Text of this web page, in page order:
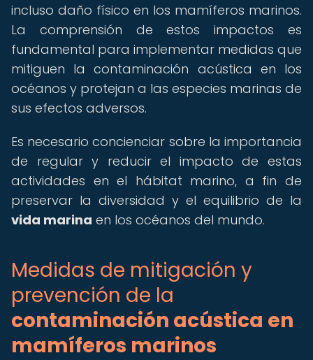
incluso daño físico en los mamíferos marinos.
La comprensión de estos impactos es
fundamental para implementar medidas que
mitiguen la contaminación acústica en los
océanos y protejan a las especies marinas de
sus efectos adversos.
Es necesario concienciar sobre la importancia
de regular y reducir el impacto de estas
actividades en el hábitat marino, a fin de
preservar la diversidad y el equilibrio de la
vida marina en los océanos del mundo.
Medidas de mitigación y
prevención de la
contaminación acústica en
mamíferos marinos